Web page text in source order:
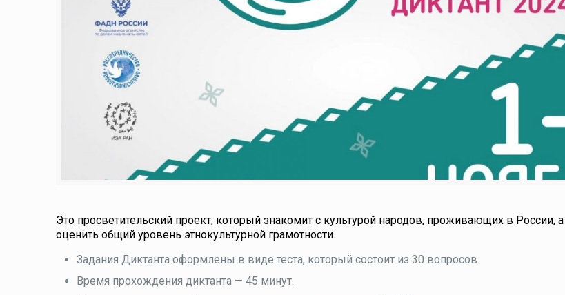
Это просветительский проект, который знакомит с культурой народов, проживающих в России,
оценить общий уровень этнокультурной грамотности.
Задания Диктанта оформлены в виде теста, который состоит из 30 вопросов.
Время прохождения диктанта — 45 минут.